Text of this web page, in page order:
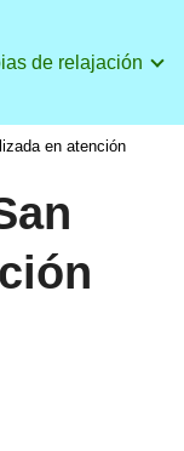
de relajación
en atención